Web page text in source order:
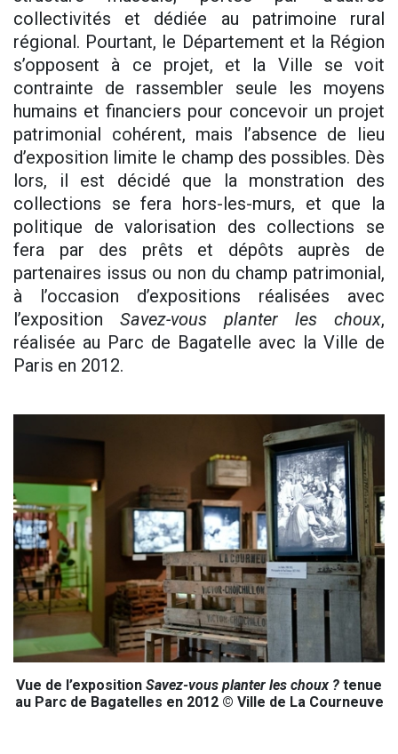
collectivités et dédiée au patrimoine rural
régional. Pourtant, le Département et la Région
s’opposent à ce projet, et la Ville se voit
contrainte de rassembler seule les moyens
humains et financiers pour concevoir un projet
patrimonial cohérent, mais l’absence de lieu
d’exposition limite le champ des possibles. Dès
lors, il est décidé que la monstration des
collections se fera hors-les-murs, et que la
politique de valorisation des collections se
fera par des prêts et dépôts auprès de
partenaires issus ou non du champ patrimonial,
à l’occasion d’expositions réalisées avec
l’exposition Savez-vous planter les choux,
réalisée au Parc de Bagatelle avec la Ville de
Paris en 2012.
Vue de l’exposition Savez-vous planter les choux ? tenue
au Parc de Bagatelles en 2012 © Ville de La Courneuve